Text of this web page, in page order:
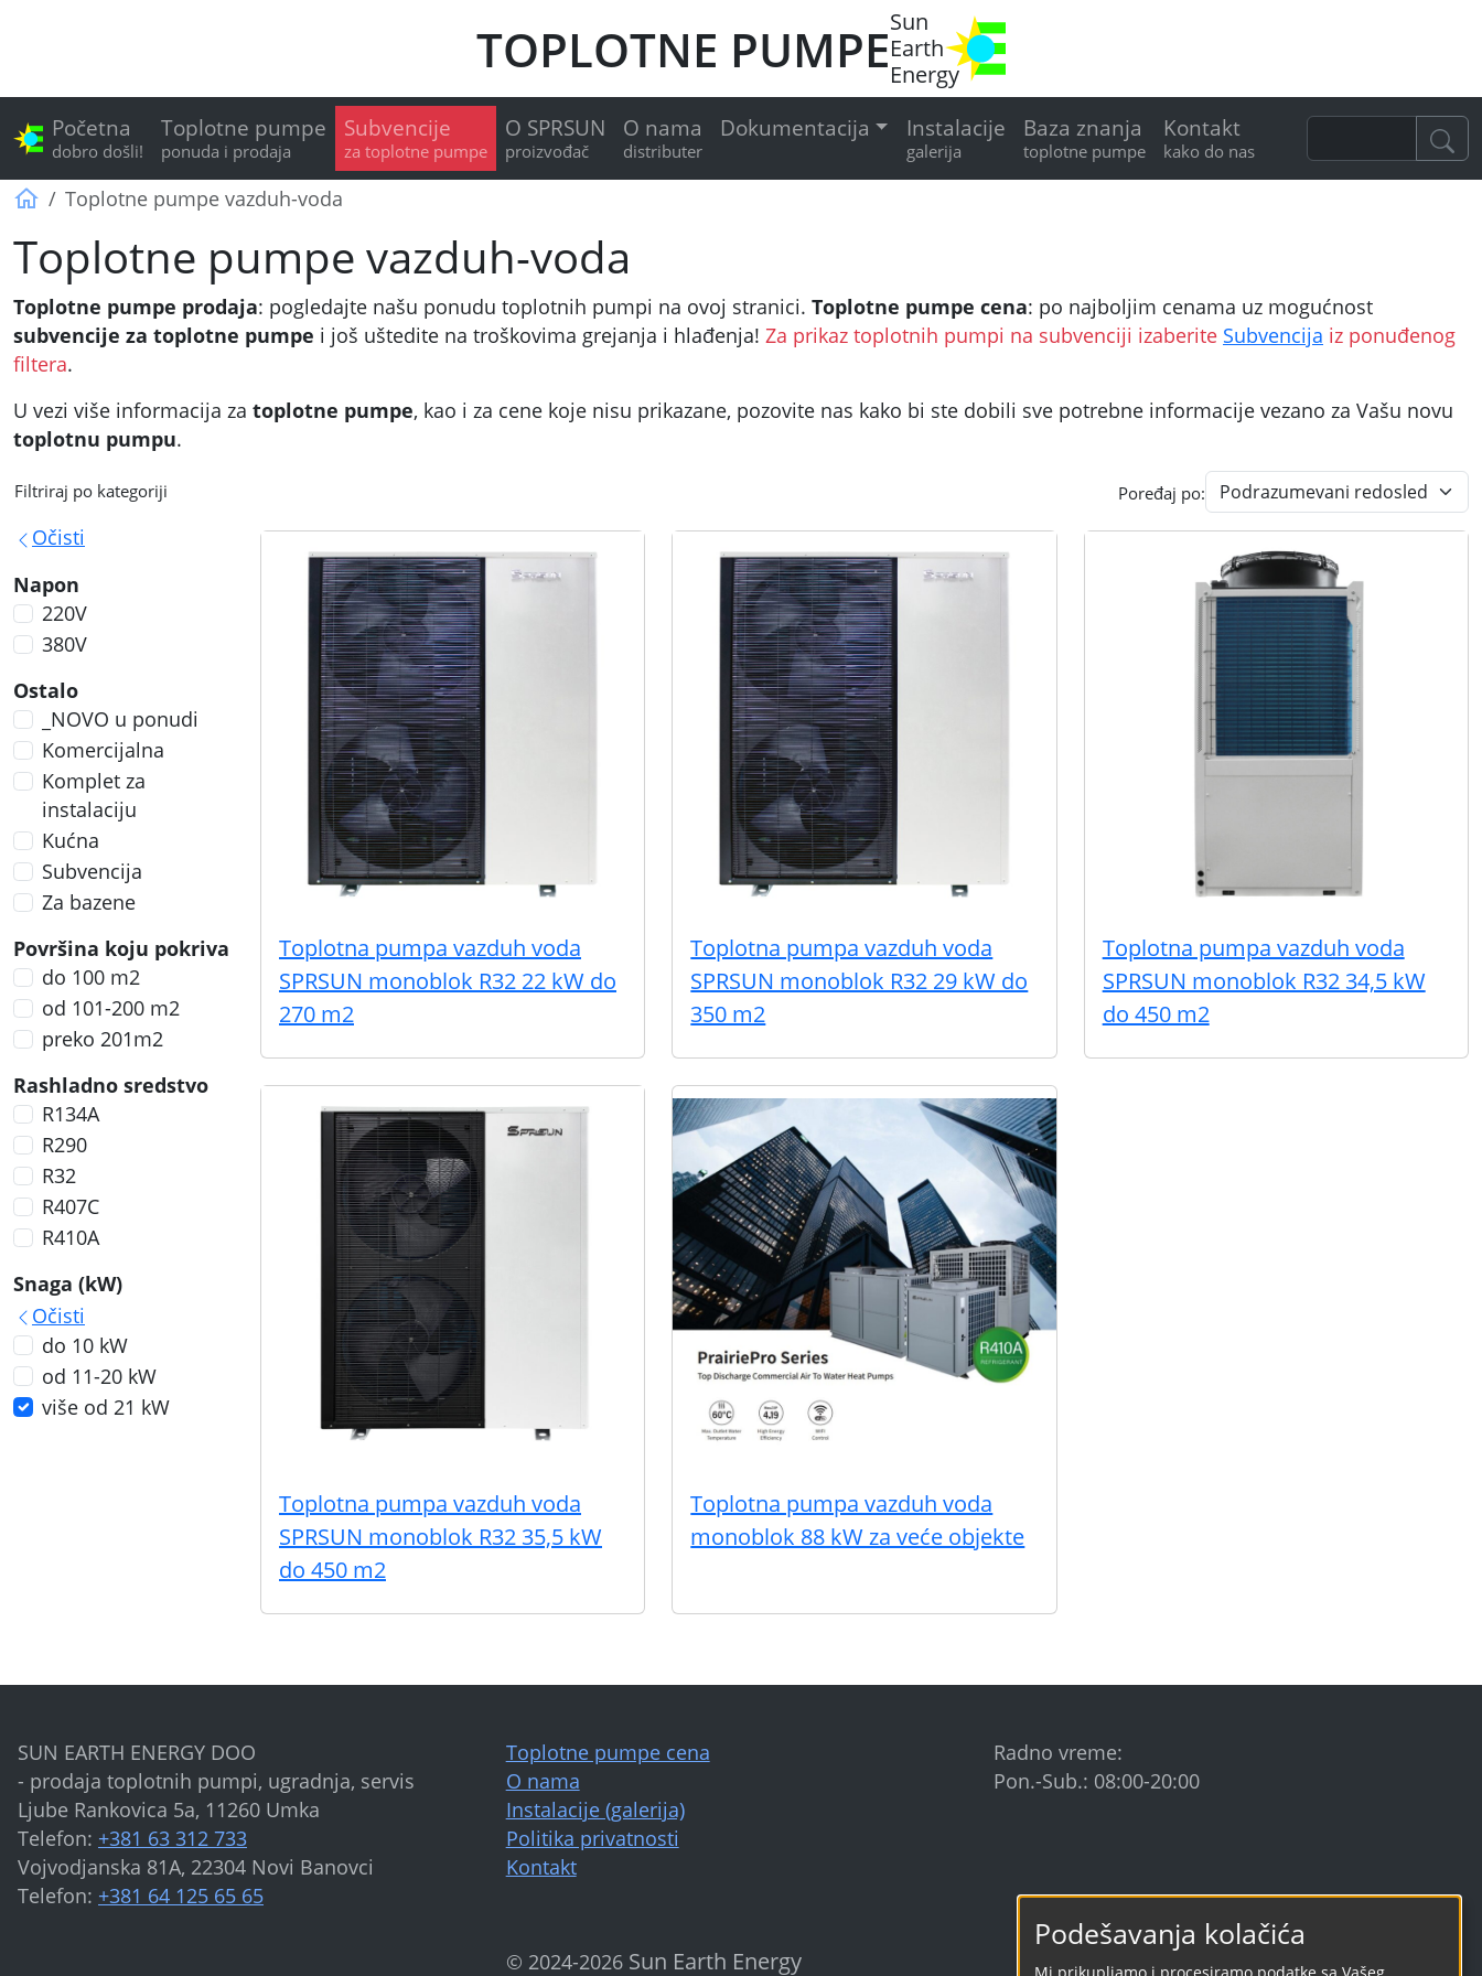
Sun
Earth
Energy
TOPLOTNE PUMPE
Početna
dobro došli!
Toplotne pumpe
ponuda i prodaja
Subvencije
za toplotne pumpe
O SPRSUN
proizvođač
O nama
distributer
Dokumentacija Instalacije
galerija
Baza znanja
toplotne pumpe
Kontakt
kako do nas
Sun Earth Energy
Toplotne pumpe vazduh-voda
Toplotne pumpe vazduh-voda
Toplotne pumpe prodaja: pogledajte našu ponudu toplotnih pumpi na ovoj stranici. Toplotne pumpe cena: po najboljim cenama uz mogućnost
subvencije za toplotne pumpe i još uštedite na troškovima grejanja i hlađenja! Za prikaz toplotnih pumpi na subvenciji izaberite Subvencija iz ponuđenog
filtera.
U vezi više informacija za toplotne pumpe, kao i za cene koje nisu prikazane, pozovite nas kako bi ste dobili sve potrebne informacije vezano za Vašu novu
toplotnu pumpu.
Filtriraj po kategoriji
Očisti
Napon
220V
380V
Ostalo
_NOVO u ponudi
Komercijalna
Komplet za
instalaciju
Kućna
Subvencija
Za bazene
Površina koju pokriva
do 100 m2
od 101-200 m2
preko 201m2
Rashladno sredstvo
R134A
R290
R32
R407C
R410A
Snaga (kW)
Očisti
do 10 kW
od 11-20 kW
više od 21 kW
Poređaj po:
Toplotna pumpa vazduh voda
SPRSUN monoblok R32 22 kW do
270 m2
Toplotna pumpa vazduh voda
SPRSUN monoblok R32 29 kW do
350 m2
Toplotna pumpa vazduh voda
SPRSUN monoblok R32 34,5 kW
do 450 m2
Toplotna pumpa vazduh voda
SPRSUN monoblok R32 35,5 kW
do 450 m2
Toplotna pumpa vazduh voda
monoblok 88 kW za veće objekte
© 2024-2026Sun Earth Energy
Toplotne pumpe cena
O nama
Instalacije (galerija)
Politika privatnosti
Kontakt
SUN EARTH ENERGY DOO
- prodaja toplotnih pumpi, ugradnja, servis
Ljube Rankovica 5a, 11260 Umka
Telefon: +381 63 312 733
Vojvodjanska 81A, 22304 Novi Banovci
Telefon: +381 64 125 65 65
Radno vreme:
Pon.-Sub.: 08:00-20:00
built by a software developer
Podešavanja kolačića